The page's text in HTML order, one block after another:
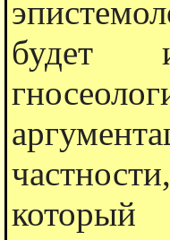
будет
который